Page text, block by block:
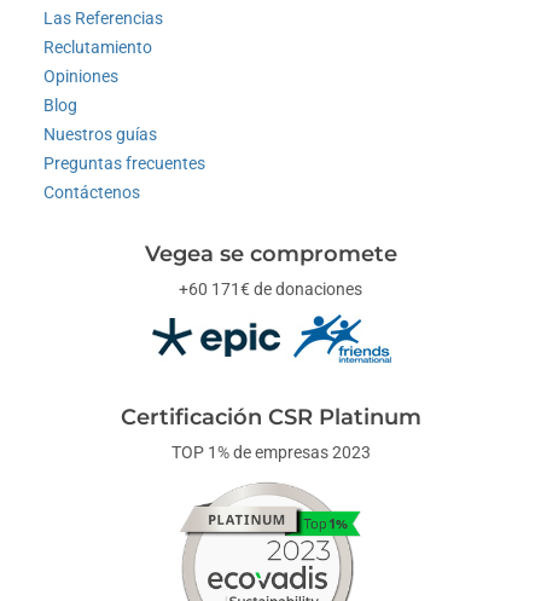
Las Referencias
Reclutamiento
Opiniones
Blog
Nuestros guías
Preguntas frecuentes
Contáctenos
Vegea se compromete
+60 171€ de donaciones
Certificación CSR Platinum
TOP 1% de empresas 2023